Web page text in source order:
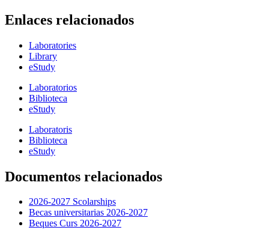
Enlaces relacionados
Laboratories
Library
eStudy
Laboratorios
Biblioteca
eStudy
Laboratoris
Biblioteca
eStudy
Documentos relacionados
2026-2027 Scolarships
Becas universitarias 2026-2027
Beques Curs 2026-2027